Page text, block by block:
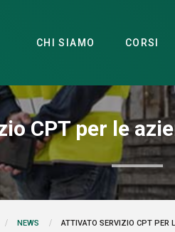
CHI SIAMO CORSI
CPT per le
NEWS ATTIVATO SERVIZIO CPT PER